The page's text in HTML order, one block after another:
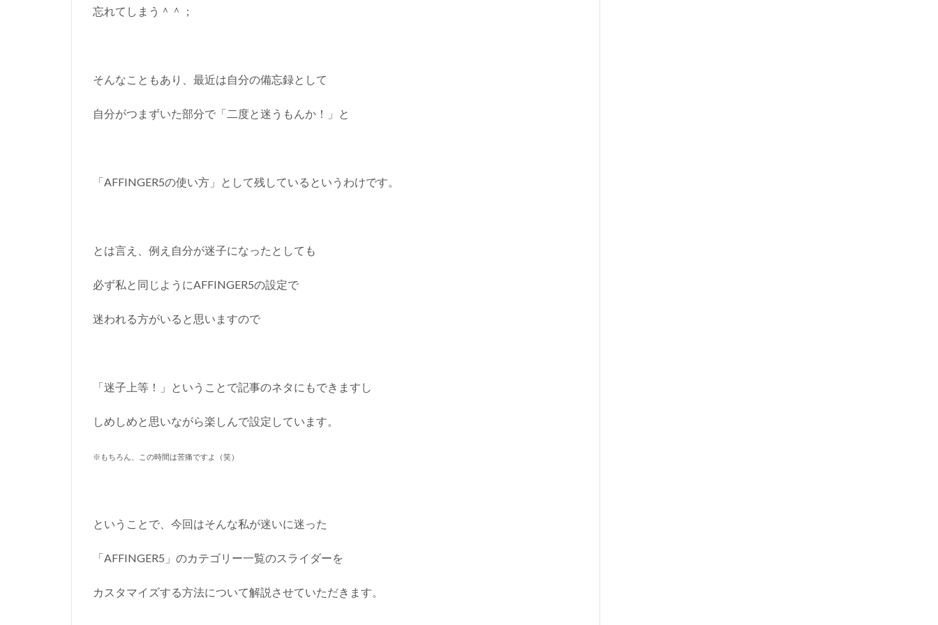
忘れてしまう＾＾；
そんなこともあり、最近は自分の備忘録として
自分がつまずいた部分で「二度と迷うもんか！」と
「AFFINGER5の使い方」として残しているというわけです。
とは言え、例え自分が迷子になったとしても
必ず私と同じようにAFFINGER5の設定で
迷われる方がいると思いますので
「迷子上等！」ということで記事のネタにもできますし
しめしめと思いながら楽しんで設定しています。
※もちろん、この時間は苦痛ですよ（笑）
ということで、今回はそんな私が迷いに迷った
「AFFINGER5」のカテゴリー一覧のスライダーを
カスタマイズする方法について解説させていただきます。